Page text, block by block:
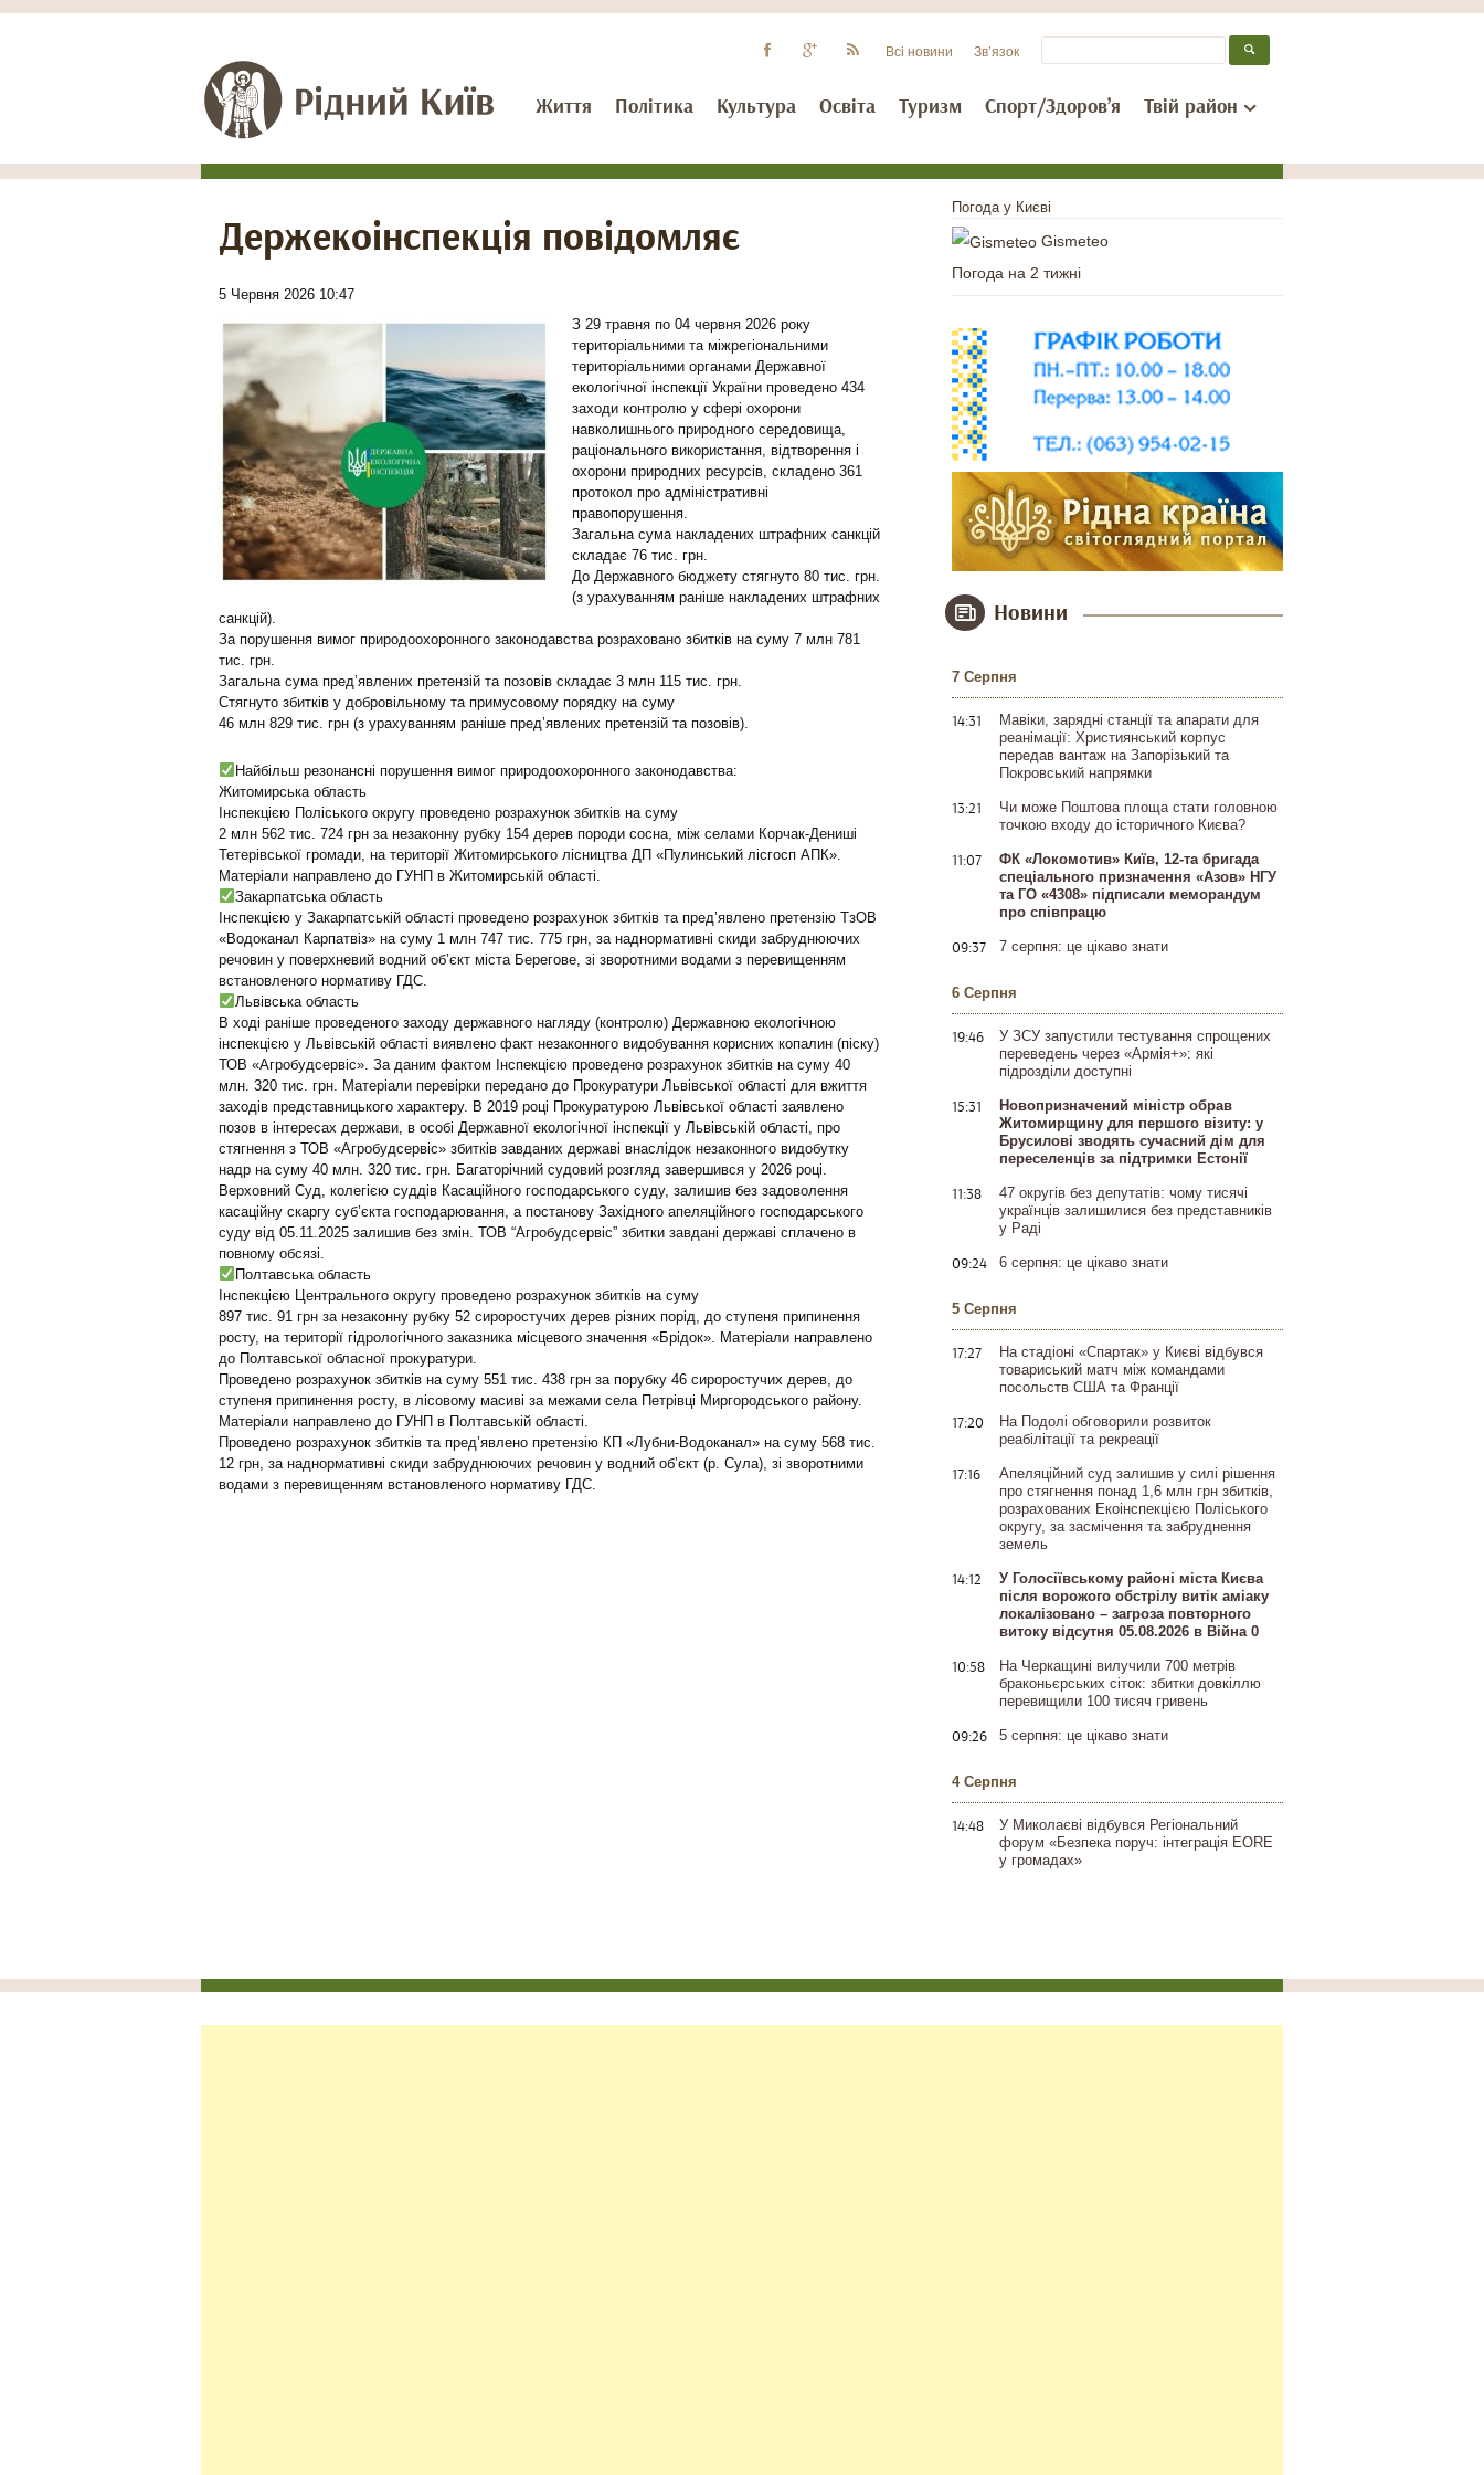
Життя Політика Культура Освіта Туризм Спорт/Здоров’я Твій район
Всі новини Зв’язок
Держекоінспекція повідомляє
5 Червня 2026 10:47
З 29 травня по 04 червня 2026 року
територіальними та міжрегіональними
територіальними органами Державної
екологічної інспекції України проведено 434
заходи контролю у сфері охорони
навколишнього природного середовища,
раціонального використання, відтворення і
охорони природних ресурсів, складено 361
протокол про адміністративні
правопорушення.
Загальна сума накладених штрафних санкцій
складає 76 тис. грн.
До Державного бюджету стягнуто 80 тис. грн.
(з урахуванням раніше накладених штрафних
санкцій).
За порушення вимог природоохоронного законодавства розраховано збитків на суму 7 млн 781
тис. грн.
Загальна сума пред’явлених претензій та позовів складає 3 млн 115 тис. грн.
Стягнуто збитків у добровільному та примусовому порядку на суму
46 млн 829 тис. грн (з урахуванням раніше пред’явлених претензій та позовів).
Найбільш резонансні порушення вимог природоохоронного законодавства:
Житомирська область
Інспекцією Поліського округу проведено розрахунок збитків на суму
2 млн 562 тис. 724 грн за незаконну рубку 154 дерев породи сосна, між селами Корчак-Дениші
Тетерівської громади, на території Житомирського лісництва ДП «Пулинський лісгосп АПК».
Матеріали направлено до ГУНП в Житомирській області.
Закарпатська область
Інспекцією у Закарпатській області проведено розрахунок збитків та пред’явлено претензію ТзОВ
«Водоканал Карпатвіз» на суму 1 млн 747 тис. 775 грн, за наднормативні скиди забруднюючих
речовин у поверхневий водний об’єкт міста Берегове, зі зворотними водами з перевищенням
встановленого нормативу ГДС.
Львівська область
В ході раніше проведеного заходу державного нагляду (контролю) Державною екологічною
інспекцією у Львівській області виявлено факт незаконного видобування корисних копалин (піску)
ТОВ «Агробудсервіс». За даним фактом Інспекцією проведено розрахунок збитків на суму 40
млн. 320 тис. грн. Матеріали перевірки передано до Прокуратури Львівської області для вжиття
заходів представницького характеру. В 2019 році Прокуратурою Львівської області заявлено
позов в інтересах держави, в особі Державної екологічної інспекції у Львівській області, про
стягнення з ТОВ «Агробудсервіс» збитків завданих державі внаслідок незаконного видобутку
надр на суму 40 млн. 320 тис. грн. Багаторічний судовий розгляд завершився у 2026 році.
Верховний Суд, колегією суддів Касаційного господарського суду, залишив без задоволення
касаційну скаргу суб’єкта господарювання, а постанову Західного апеляційного господарського
суду від 05.11.2025 залишив без змін. ТОВ “Агробудсервіс” збитки завдані державі сплачено в
повному обсязі.
Полтавська область
Інспекцією Центрального округу проведено розрахунок збитків на суму
897 тис. 91 грн за незаконну рубку 52 сироростучих дерев різних порід, до ступеня припинення
росту, на території гідрологічного заказника місцевого значення «Брідок». Матеріали направлено
до Полтавської обласної прокуратури.
Проведено розрахунок збитків на суму 551 тис. 438 грн за порубку 46 сироростучих дерев, до
ступеня припинення росту, в лісовому масиві за межами села Петрівці Миргородського району.
Матеріали направлено до ГУНП в Полтавській області.
Проведено розрахунок збитків та пред’явлено претензію КП «Лубни-Водоканал» на суму 568 тис.
12 грн, за наднормативні скиди забруднюючих речовин у водний об’єкт (р. Сула), зі зворотними
водами з перевищенням встановленого нормативу ГДС.
Погода у Києві
Gismeteo
Погода на 2 тижні
Новини
7 Серпня
14:31
Мавіки, зарядні станції та апарати для
реанімації: Християнський корпус
передав вантаж на Запорізький та
Покровський напрямки
13:21
Чи може Поштова площа стати головною
точкою входу до історичного Києва?
11:07
ФК «Локомотив» Київ, 12-та бригада
спеціального призначення «Азов» НГУ
та ГО «4308» підписали меморандум
про співпрацю
09:37 7 серпня: це цікаво знати
6 Серпня
19:46
У ЗСУ запустили тестування спрощених
переведень через «Армія+»: які
підрозділи доступні
15:31
Новопризначений міністр обрав
Житомирщину для першого візиту: у
Брусилові зводять сучасний дім для
переселенців за підтримки Естонії
11:38
47 округів без депутатів: чому тисячі
українців залишилися без представників
у Раді
09:24 6 серпня: це цікаво знати
5 Серпня
17:27
На стадіоні «Спартак» у Києві відбувся
товариський матч між командами
посольств США та Франції
17:20
На Подолі обговорили розвиток
реабілітації та рекреації
17:16
Апеляційний суд залишив у силі рішення
про стягнення понад 1,6 млн грн збитків,
розрахованих Екоінспекцією Поліського
округу, за засмічення та забруднення
земель
14:12
У Голосіївському районі міста Києва
після ворожого обстрілу витік аміаку
локалізовано – загроза повторного
витоку відсутня 05.08.2026 в Війна 0
10:58
На Черкащині вилучили 700 метрів
браконьєрських сіток: збитки довкіллю
перевищили 100 тисяч гривень
09:26 5 серпня: це цікаво знати
4 Серпня
14:48
У Миколаєві відбувся Регіональний
форум «Безпека поруч: інтеграція EORE
у громадах»